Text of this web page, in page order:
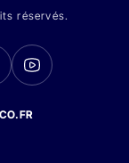
réservés.